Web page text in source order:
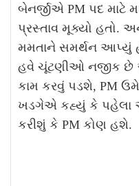
બેનર્જીએ PM પદ માટે
પ્રસ્તાવ મૂક્યો હતો.
મમતાને સમર્થન આપ્યું
હવે ચૂંટણીઓ નજીક છે
કામ કરવું પડશે, PM
ખડગેએ કહ્યું કે પહેલા
કરીશું કે PM કોણ હશે.